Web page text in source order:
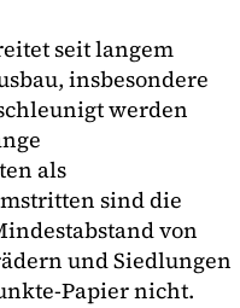
seit langem
insbesondere
werden
als
sind die
von
und Siedlungen
Papier nicht.